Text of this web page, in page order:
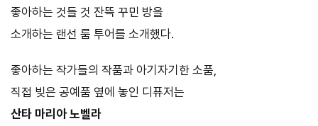
좋아하는 것들 것 잔뜩 꾸민 방을
소개하는 랜선 룸 투어를 소개했다.
좋아하는 작가들의 작품과 아기자기한 소품,
직접 빚은 공예품 옆에 놓인 디퓨저는
산타 마리아 노벨라